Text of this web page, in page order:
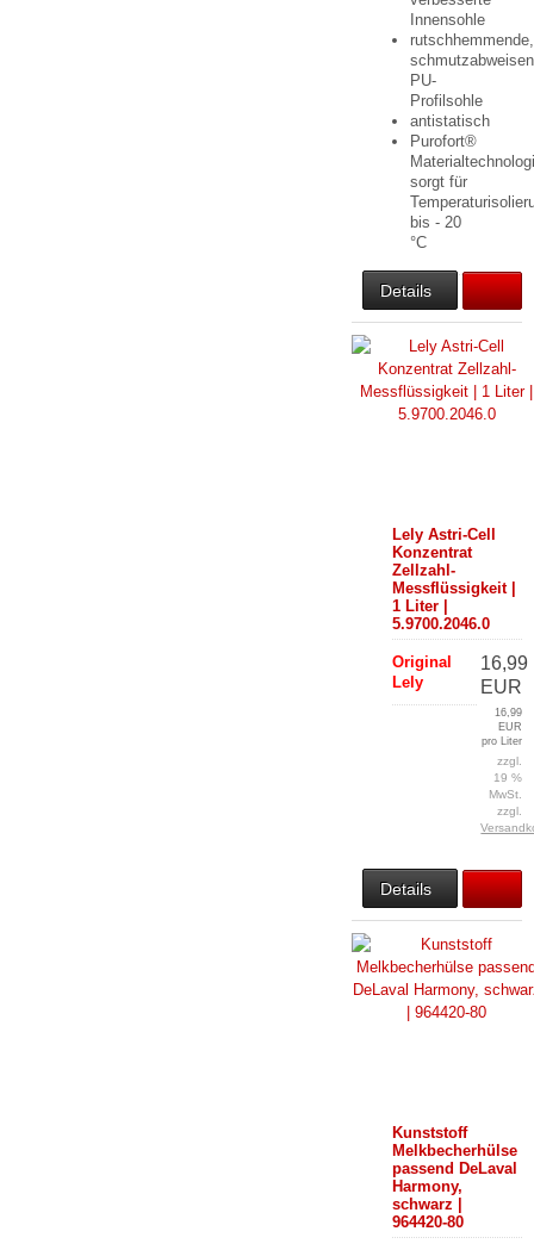
Innensohle
rutschhemmende,
PU-
Profilsohle
antistatisch
Purofort®
sorgt für
bis - 20
°C
Details
Lely Astri-Cell
Konzentrat
Zellzahl-
Messflüssigkeit |
1 Liter |
5.9700.2046.0
Original
Lely
16,99
EUR
16,99
EUR
pro Liter
zzgl.
19 %
MwSt.
zzgl.
Details
Kunststoff
Melkbecherhülse
passend DeLaval
Harmony,
schwarz |
964420-80